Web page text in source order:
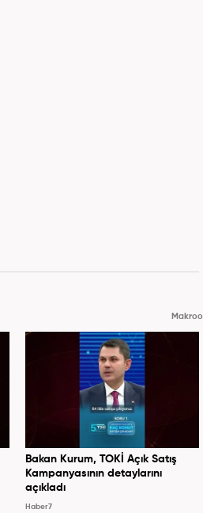
Makroo
Bakan Kurum, TOKİ Açık Satış
Kampanyasının detaylarını
açıkladı
Haber7